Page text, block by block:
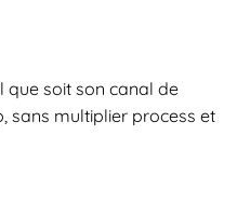
que soit son canal de
sans multiplier process et